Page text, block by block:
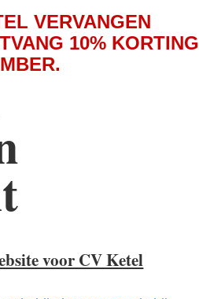
VERVANGEN
10% KORTING
voor CV Ketel